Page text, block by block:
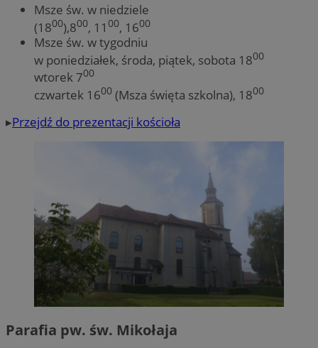
Msze św. w niedziele
(1800),800, 11 00, 1600
Msze św. w tygodniu
w poniedziałek, środa, piątek, sobota 1800
wtorek 700
czwartek 1600 (Msza święta szkolna), 1800
▸Przejdź do prezentacji kościoła
Parafia pw. św. Mikołaja